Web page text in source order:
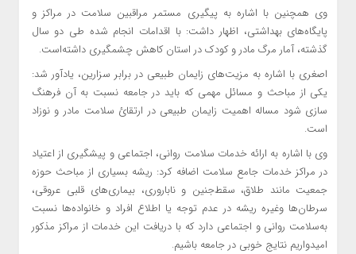
وی همچنین با اشاره به پیگیری مستمر مراقبین سلامت در مراکز و
پایگاه‌های بهداشتی، اظهار داشت: با اقدامات انجام شده طی دو سال
گذشته، آمار مرگ مادر و کودک در استان کاهش چشمگیری داشته‌است.
اصغری با اشاره به مزیت‌های زایمان طبیعی در برابر سزارین، یادآور شد:
یکی از مباحث و مسائل مهمی که باید در جامعه نسبت به آن فرهنگ
سازی شود مساله اهمیت زایمان طبیعی در ارتقائ سلامت مادر و نوزاد
است.
وی با اشاره به ارائه خدمات سلامت روانی، اجتماعی و پیشگیری از اعتیاد
در مراکز خدمات جامع سلامت اضافه کرد: ریشه بسیاری از مباحث حوزه
جمعیت مانند طلاق، سقط‌جنین و ناباروری، بیماری‌های قلبی عروقی،
سرطان‌ها وغیره ریشه در عدم توجه یا اطلاع افراد و خانواده‌ها نسبت
به‌سلامت روانی و اجتماعی دارد که با دریافت این خدمات از مراکز مذکور
امیدواریم نتایج خوبی در جامعه باشیم.